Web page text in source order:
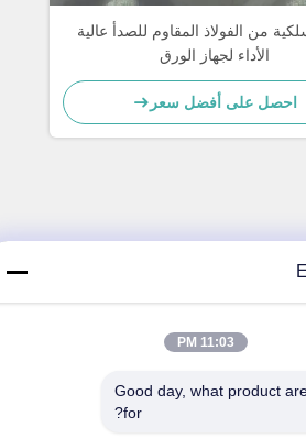
من الفولاذ المقاوم للصدأ عالية
الأداء لجهاز الورق
احصل على أفضل سعر
11:03 PM
Good day, what product
for?